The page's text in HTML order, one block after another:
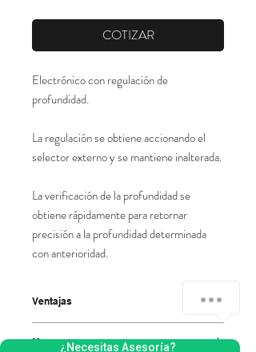
COTIZAR
Electrónico con regulación de
profundidad.
La regulación se obtiene accionando el
selector externo y se mantiene inalterada.
La verificación de la profundidad se
obtiene rápidamente para retornar
precisión a la profundidad determinada
con anterioridad.
Ventajas
Marca¿Necesitas Asesoría?